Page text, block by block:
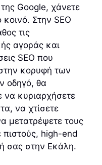
Google, χάνετε
Στην SEO
τις
αγοράς και
SEO που
κορυφή των
οδηγό, θα
κυριαρχήσετε
να χτίσετε
μετατρέψετε τους
πιστούς, high-end
σας στην Εκάλη.